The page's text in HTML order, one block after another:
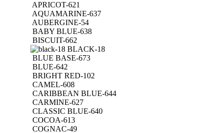
APRICOT-621
AQUAMARINE-637
AUBERGINE-54
BABY BLUE-638
BISCUIT-662
BLACK-18
BLUE BASE-673
BLUE-642
BRIGHT RED-102
CAMEL-608
CARIBBEAN BLUE-644
CARMINE-627
CLASSIC BLUE-640
COCOA-613
COGNAC-49